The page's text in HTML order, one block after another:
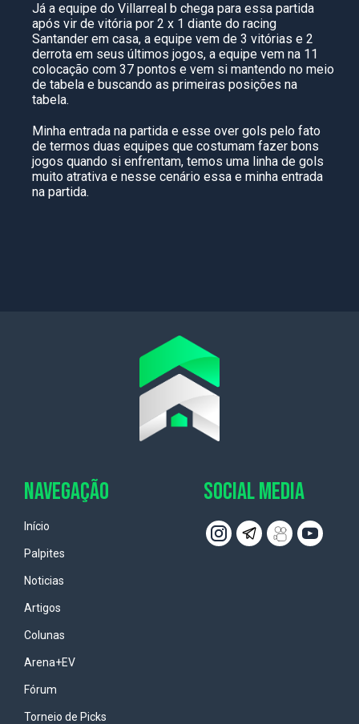
Já a equipe do Villarreal b chega para essa partida
após vir de vitória por 2 x 1 diante do racing
Santander em casa, a equipe vem de 3 vitórias e 2
derrota em seus últimos jogos, a equipe vem na 11
colocação com 37 pontos e vem si mantendo no meio
de tabela e buscando as primeiras posições na
tabela.
Minha entrada na partida e esse over gols pelo fato
de termos duas equipes que costumam fazer bons
jogos quando si enfrentam, temos uma linha de gols
muito atrativa e nesse cenário essa e minha entrada
na partida.
NAVEGAÇÃO
Início
Palpites
Noticias
Artigos
Colunas
Arena+EV
Fórum
Torneio de Picks
SOCIAL MEDIA